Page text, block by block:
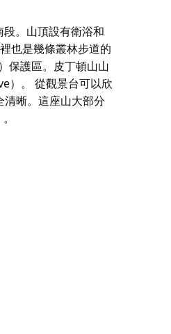
。山頂設有衛浴和
也是幾條叢林步道的
保護區。皮丁頓山山
）。 從觀景台可以欣
晰。這座山大部分
也是幾條叢林步道的
護區。皮丁頓山山
海拔1111公尺）。